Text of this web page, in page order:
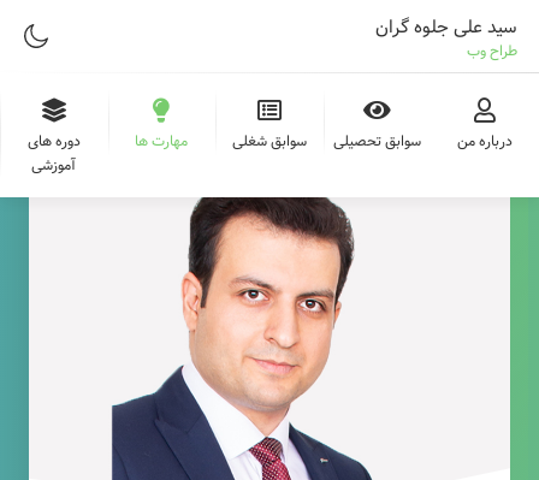
سید علی جلوه گران
طراح وب
درباره من سوابق تحصیلی سوابق شغلی مهارت ها
دوره های
آموزشی